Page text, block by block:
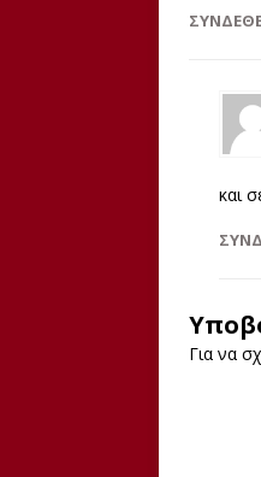
και
Για να